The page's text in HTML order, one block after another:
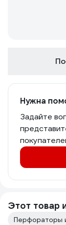
Нужна
Задайте
Этот товар
Перфораторы